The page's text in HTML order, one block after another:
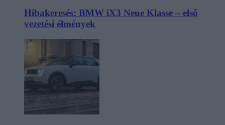
Hibakeresés: BMW iX3 Neue Klasse – első
vezetési élmények